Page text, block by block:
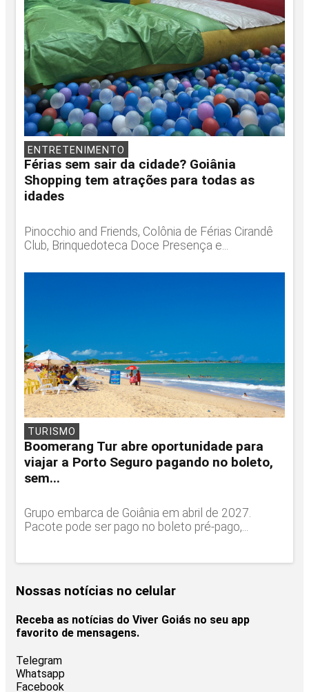
ENTRETENIMENTO
Férias sem sair da cidade? Goiânia
Shopping tem atrações para todas as
idades
Pinocchio and Friends, Colônia de Férias Cirandê
Club, Brinquedoteca Doce Presença e...
TURISMO
Boomerang Tur abre oportunidade para
viajar a Porto Seguro pagando no boleto,
sem...
Grupo embarca de Goiânia em abril de 2027.
Pacote pode ser pago no boleto pré-pago,...
Nossas notícias no celular
Receba as notícias do Viver Goiás no seu app
favorito de mensagens.
Telegram
Whatsapp
Facebook